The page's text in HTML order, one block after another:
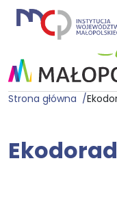
Strona główna